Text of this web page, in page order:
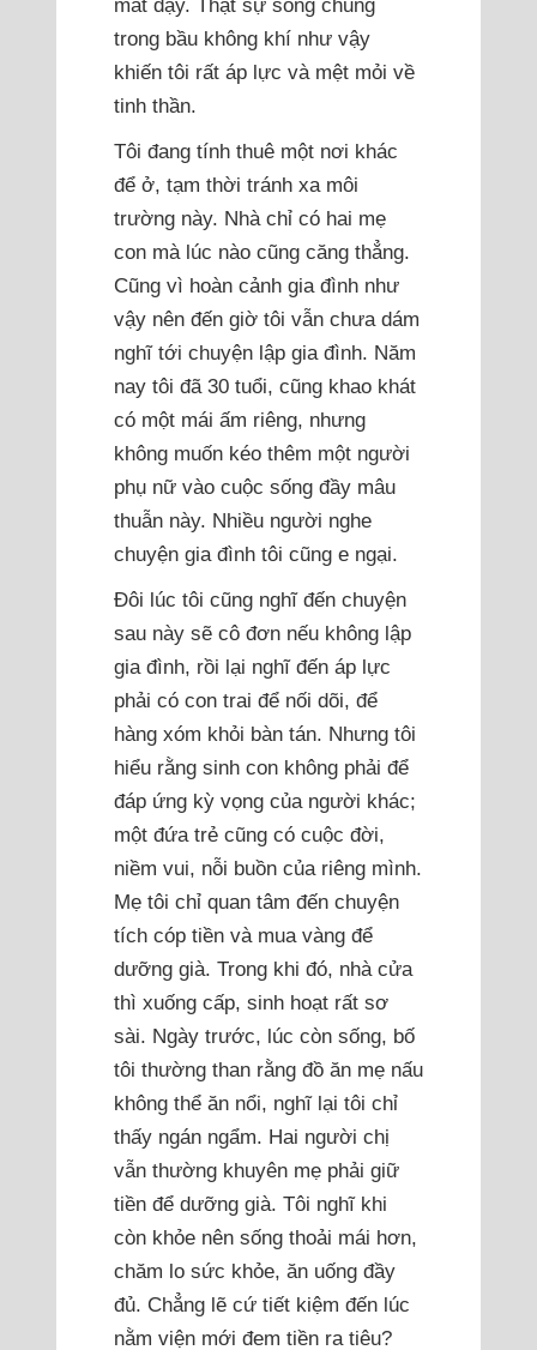
trong bầu không khí như vậy
khiến tôi rất áp lực và mệt mỏi về
tinh thần.
Tôi đang tính thuê một nơi khác
để ở, tạm thời tránh xa môi
trường này. Nhà chỉ có hai mẹ
con mà lúc nào cũng căng thẳng.
Cũng vì hoàn cảnh gia đình như
vậy nên đến giờ tôi vẫn chưa dám
nghĩ tới chuyện lập gia đình. Năm
nay tôi đã 30 tuổi, cũng khao khát
có một mái ấm riêng, nhưng
không muốn kéo thêm một người
phụ nữ vào cuộc sống đầy mâu
thuẫn này. Nhiều người nghe
chuyện gia đình tôi cũng e ngại.
Đôi lúc tôi cũng nghĩ đến chuyện
sau này sẽ cô đơn nếu không lập
gia đình, rồi lại nghĩ đến áp lực
phải có con trai để nối dõi, để
hàng xóm khỏi bàn tán. Nhưng tôi
hiểu rằng sinh con không phải để
đáp ứng kỳ vọng của người khác;
một đứa trẻ cũng có cuộc đời,
niềm vui, nỗi buồn của riêng mình.
Mẹ tôi chỉ quan tâm đến chuyện
tích cóp tiền và mua vàng để
dưỡng già. Trong khi đó, nhà cửa
thì xuống cấp, sinh hoạt rất sơ
sài. Ngày trước, lúc còn sống, bố
tôi thường than rằng đồ ăn mẹ nấu
không thể ăn nổi, nghĩ lại tôi chỉ
thấy ngán ngẩm. Hai người chị
vẫn thường khuyên mẹ phải giữ
tiền để dưỡng già. Tôi nghĩ khi
còn khỏe nên sống thoải mái hơn,
chăm lo sức khỏe, ăn uống đầy
đủ. Chẳng lẽ cứ tiết kiệm đến lúc
nằm viện mới đem tiền ra tiêu?